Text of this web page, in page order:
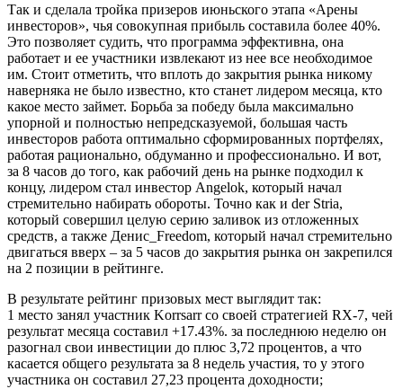
Так и сделала тройка призеров июньского этапа «Арены
инвесторов», чья совокупная прибыль составила более 40%.
Это позволяет судить, что программа эффективна, она
работает и ее участники извлекают из нее все необходимое
им. Стоит отметить, что вплоть до закрытия рынка никому
наверняка не было известно, кто станет лидером месяца, кто
какое место займет. Борьба за победу была максимально
упорной и полностью непредсказуемой, большая часть
инвесторов работа оптимально сформированных портфелях,
работая рационально, обдуманно и профессионально. И вот,
за 8 часов до того, как рабочий день на рынке подходил к
концу, лидером стал инвестор Angelok, который начал
стремительно набирать обороты. Точно как и der Stria,
который совершил целую серию заливок из отложенных
средств, а также Денис_Freedom, который начал стремительно
двигаться вверх – за 5 часов до закрытия рынка он закрепился
на 2 позиции в рейтинге.
В результате рейтинг призовых мест выглядит так:
1 место занял участник Korrsarr со своей стратегией RX-7, чей
результат месяца составил +17.43%. за последнюю неделю он
разогнал свои инвестиции до плюс 3,72 процентов, а что
касается общего результата за 8 недель участия, то у этого
участника он составил 27,23 процента доходности;